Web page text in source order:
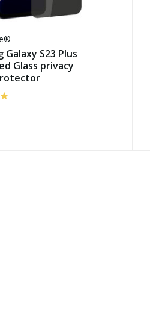
Galaxy S23 Plus
Glass privacy